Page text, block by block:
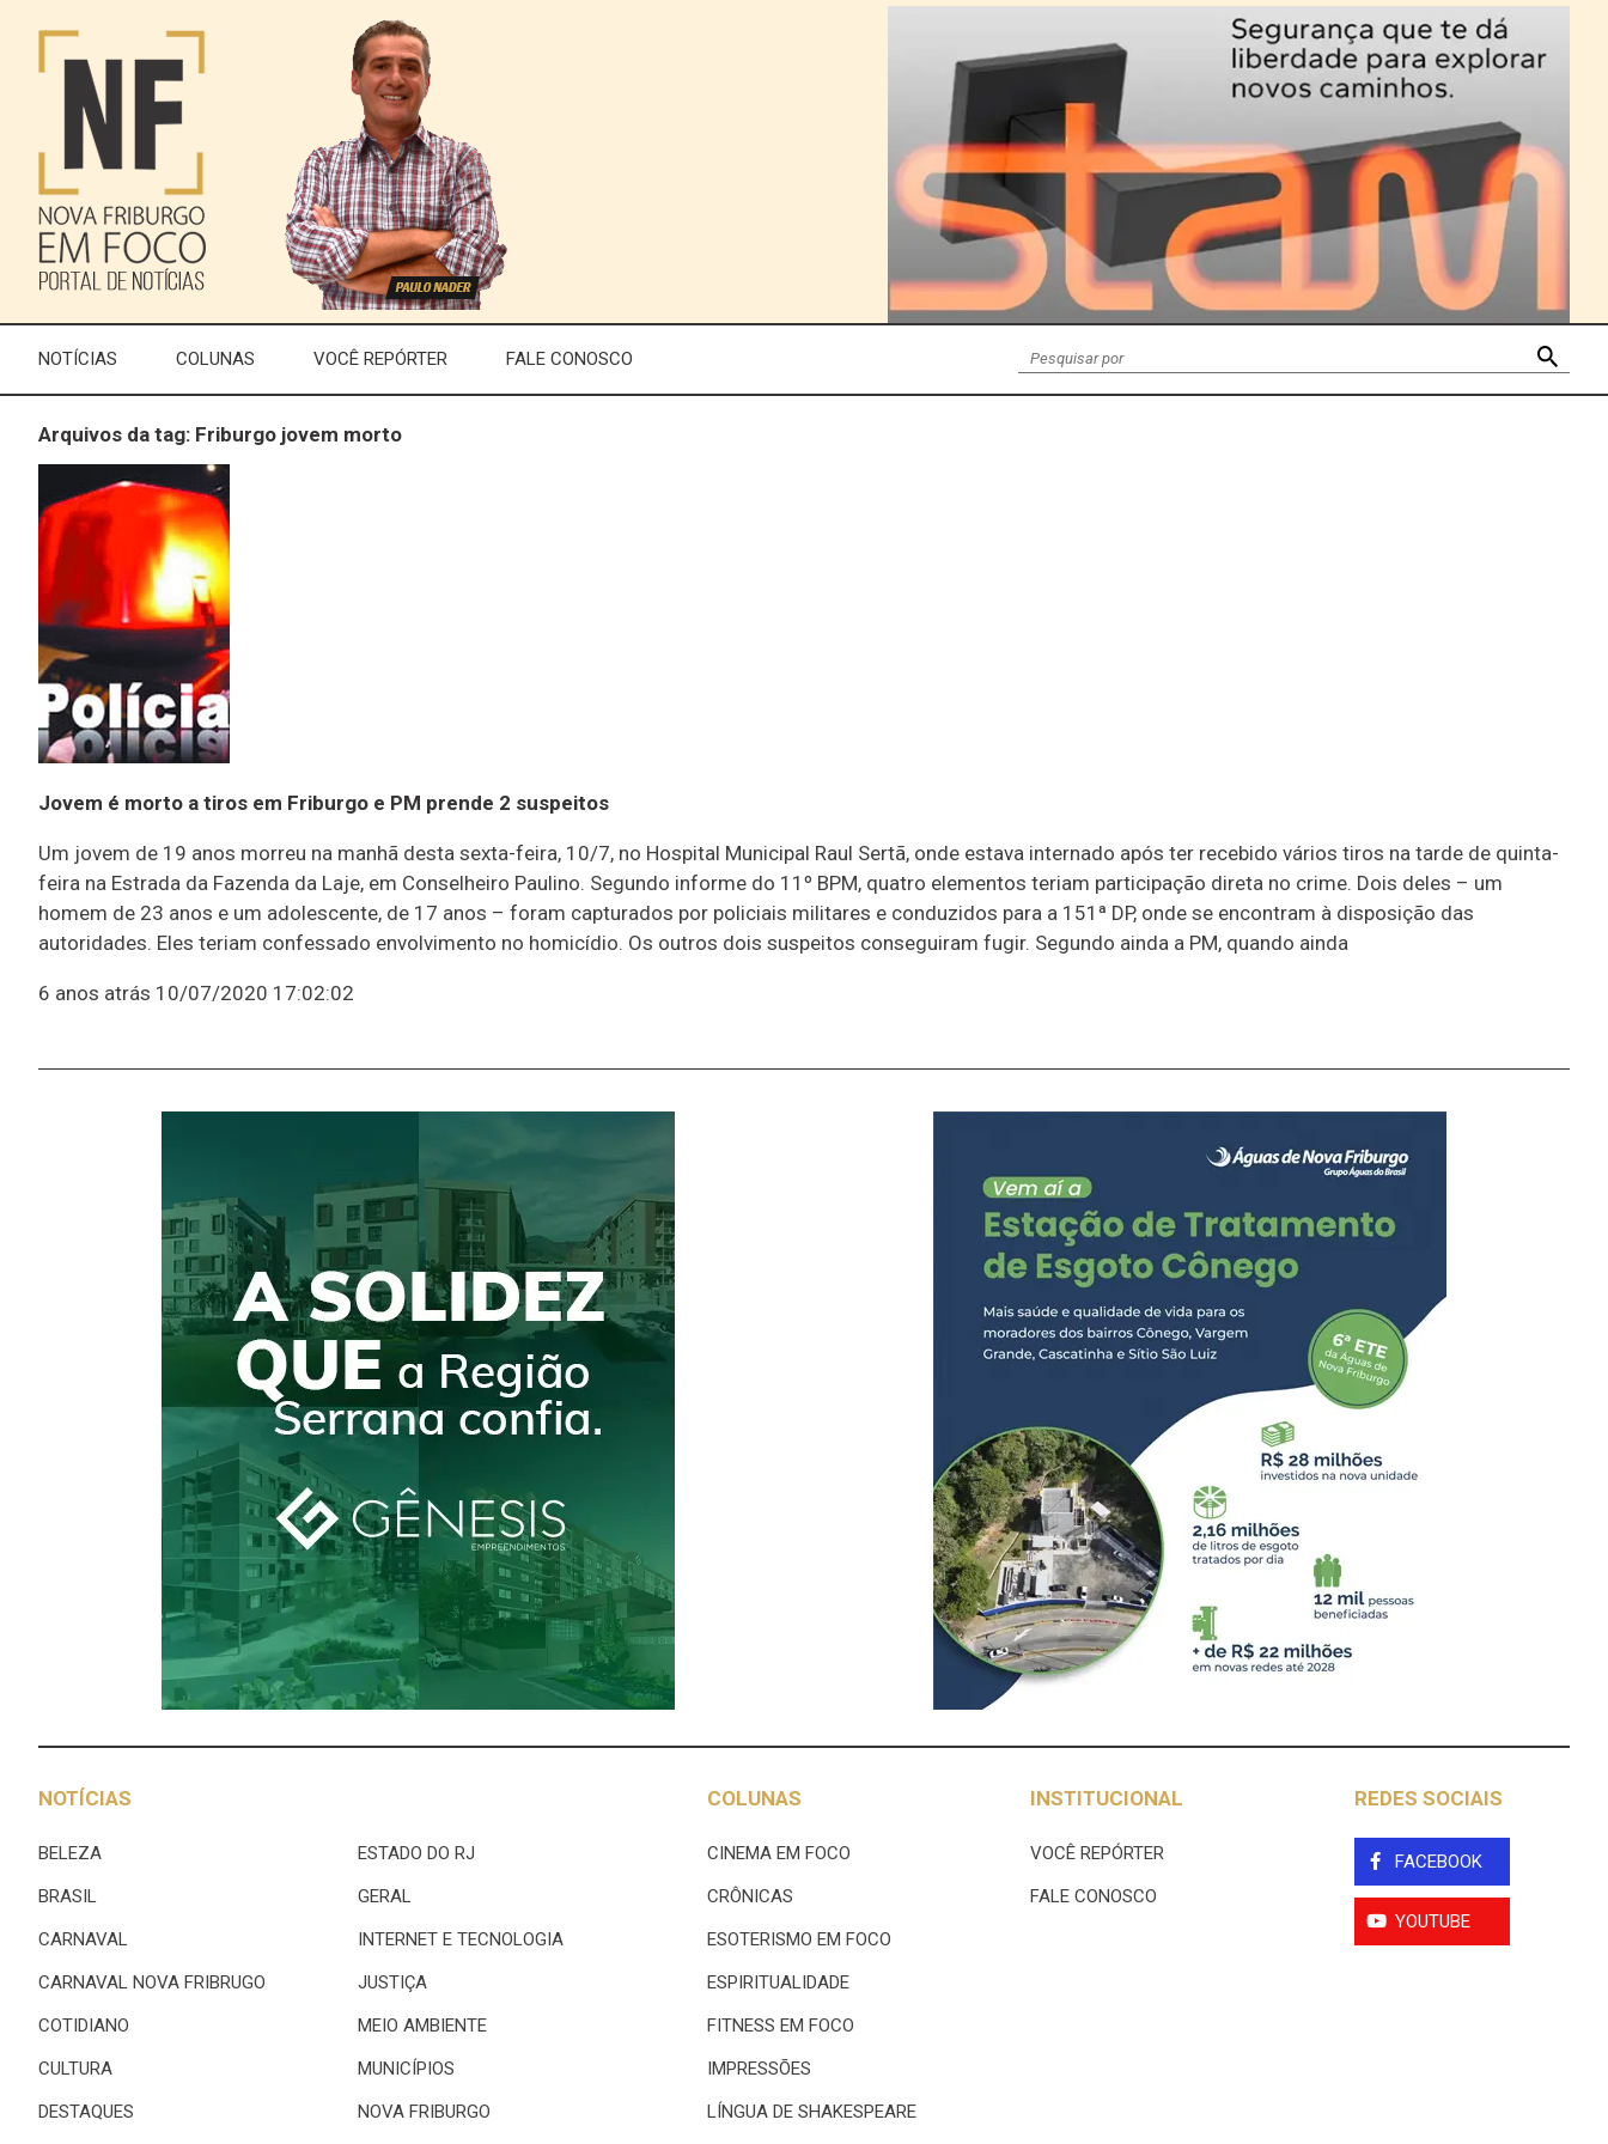
NOTÍCIAS COLUNAS VOCÊ REPÓRTER FALE CONOSCO
Arquivos da tag: Friburgo jovem morto
Jovem é morto a tiros em Friburgo e PM prende 2 suspeitos
Um jovem de 19 anos morreu na manhã desta sexta-feira, 10/7, no Hospital Municipal Raul Sertã, onde estava internado após ter recebido vários tiros na tarde de quinta-
feira na Estrada da Fazenda da Laje, em Conselheiro Paulino. Segundo informe do 11º BPM, quatro elementos teriam participação direta no crime. Dois deles – um
homem de 23 anos e um adolescente, de 17 anos – foram capturados por policiais militares e conduzidos para a 151ª DP, onde se encontram à disposição das
autoridades. Eles teriam confessado envolvimento no homicídio. Os outros dois suspeitos conseguiram fugir. Segundo ainda a PM, quando ainda
6 anos atrás 10/07/2020 17:02:02
NOTÍCIAS
BELEZA
BRASIL
CARNAVAL
CARNAVAL NOVA FRIBRUGO
COTIDIANO
CULTURA
DESTAQUES
ESTADO DO RJ
GERAL
INTERNET E TECNOLOGIA
JUSTIÇA
MEIO AMBIENTE
MUNICÍPIOS
NOVA FRIBURGO
COLUNAS
CINEMA EM FOCO
CRÔNICAS
ESOTERISMO EM FOCO
ESPIRITUALIDADE
FITNESS EM FOCO
IMPRESSÕES
LÍNGUA DE SHAKESPEARE
INSTITUCIONAL
VOCÊ REPÓRTER
FALE CONOSCO
REDES SOCIAIS
FACEBOOK
YOUTUBE